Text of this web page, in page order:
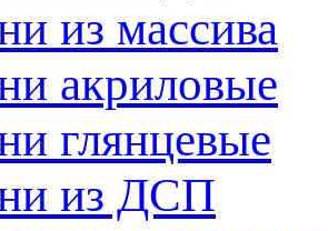
из массива
акриловые
глянцевые
из ДСП